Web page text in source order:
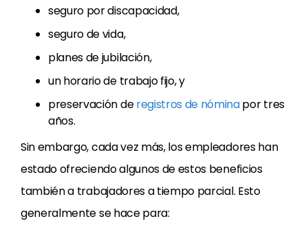
seguro por discapacidad,
seguro de vida,
planes de jubilación,
un horario de trabajo fijo, y
preservación deregistros de nóminapor tres
años.
Sin embargo, cada vez más, los empleadores han
estado ofreciendo algunos de estos beneficios
también a trabajadores a tiempo parcial. Esto
generalmente se hace para: